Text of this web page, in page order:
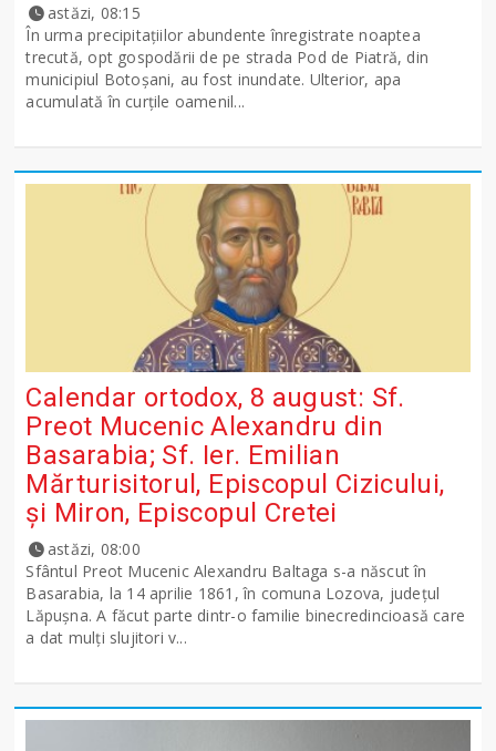
astăzi, 08:15
În urma precipitațiilor abundente înregistrate noaptea
trecută, opt gospodării de pe strada Pod de Piatră, din
municipiul Botoșani, au fost inundate. Ulterior, apa
acumulată în curțile oamenil...
Calendar ortodox, 8 august: Sf.
Preot Mucenic Alexandru din
Basarabia; Sf. Ier. Emilian
Mărturisitorul, Episcopul Cizicului,
şi Miron, Episcopul Cretei
astăzi, 08:00
Sfântul Preot Mucenic Alexandru Baltaga s-a născut în
Basarabia, la 14 aprilie 1861, în comuna Lozova, județul
Lăpușna. A făcut parte dintr-o familie binecredincioasă care
a dat mulți slujitori v...